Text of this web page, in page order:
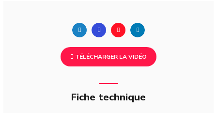
TÉLÉCHARGER LA VIDÉO
Fiche technique